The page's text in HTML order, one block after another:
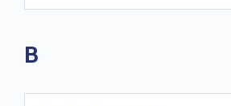
B